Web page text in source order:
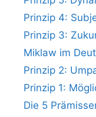
Prinzip 4:
Prinzip 3:
Miklaw im
Prinzip 2:
Prinzip 1:
Die 5